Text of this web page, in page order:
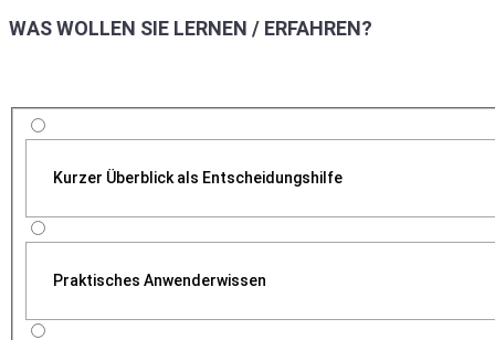
WAS WOLLEN SIE LERNEN / ERFAHREN?
Kurzer Überblick als Entscheidungshilfe
Praktisches Anwenderwissen